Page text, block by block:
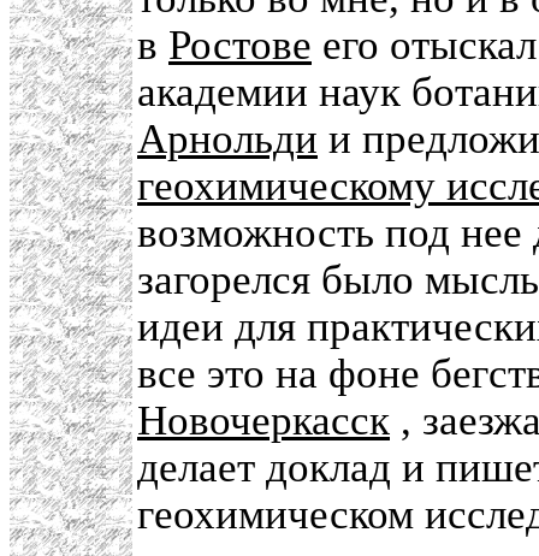
в Ростове его
академии наук
Арнольди и
геохимическому
возможность под нее
загорелся было
идеи для
все это на фоне
Новочеркасск ,
делает доклад и
геохимическом